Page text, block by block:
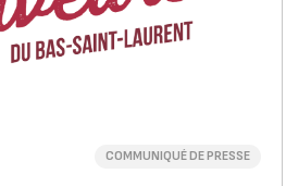
COMMUNIQUÉ DE PRESSE